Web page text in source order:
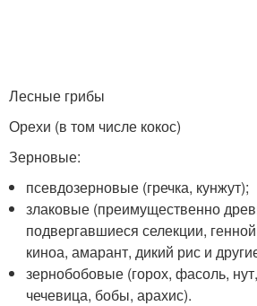
Лесные грибы
Орехи (в том числе кокос)
Зерновые:
псевдозерновые (гречка, кунжут);
злаковые (преимущественно
подвергавшиеся селекции,
киноа, амарант, дикий рис и
зернобобовые (горох, фасоль,
чечевица, бобы, арахис).